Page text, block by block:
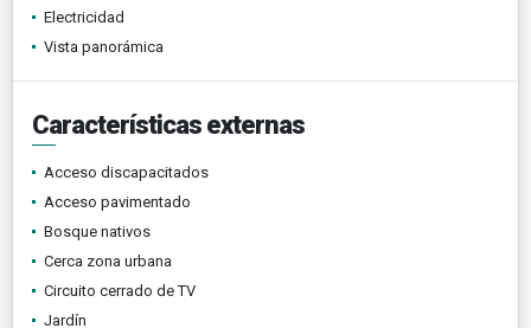
Electricidad
Vista panorámica
Características externas
Acceso discapacitados
Acceso pavimentado
Bosque nativos
Cerca zona urbana
Circuito cerrado de TV
Jardín